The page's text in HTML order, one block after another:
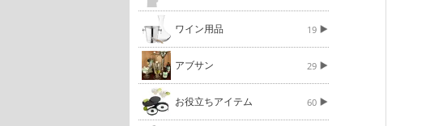
ワイン用品 19
アブサン 29
お役立ちアイテム 60